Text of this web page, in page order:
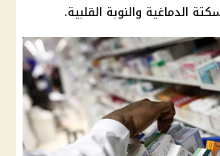
الدماغية والنوبة القلبية.